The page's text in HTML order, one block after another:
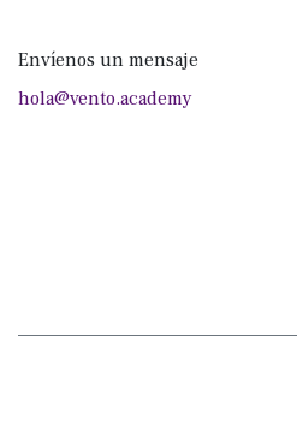
Envíenos un mensaje
hola@vento.academy